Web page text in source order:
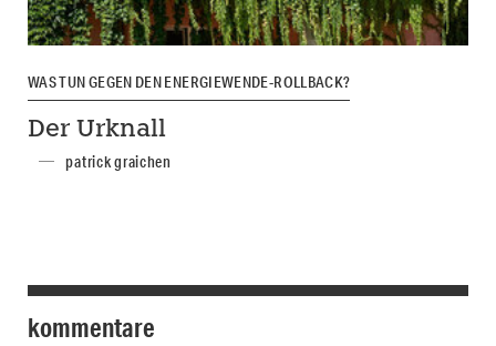
WAS TUN GEGEN DEN ENERGIEWENDE-ROLLBACK?
Der Urknall
patrick graichen
kommentare